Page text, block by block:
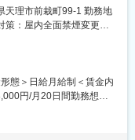
一日の流れや運営につい
行っていただきます。
OJTという形で仕事を
もらうために、介護スキ
マネジメント研修など
す。
の福祉用具を、全国7,000
際の営業活動をお任せ
天理市前栽町99-1 勤務地
：屋内全面禁煙変更の
態＞日給月給制＜賃金内
円/月20日間勤務想定